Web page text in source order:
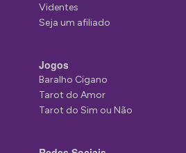
Videntes
Seja um afiliado
Jogos
Baralho Cigano
Tarot do Amor
Tarot do Sim ou Não